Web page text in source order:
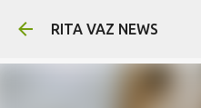
Pular para o
RITA VAZ NEWS